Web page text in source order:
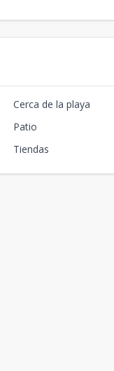
Cerca de la playa
Patio
Tiendas